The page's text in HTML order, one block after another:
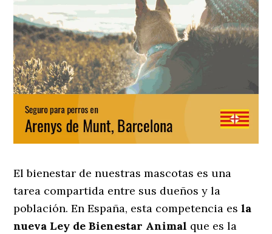
El bienestar de nuestras mascotas es una
tarea compartida entre sus dueños y la
población. En España, esta competencia esla
nueva Ley de Bienestar Animal que es la